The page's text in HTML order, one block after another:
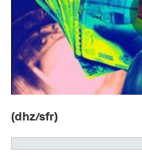
(dhz/sfr)